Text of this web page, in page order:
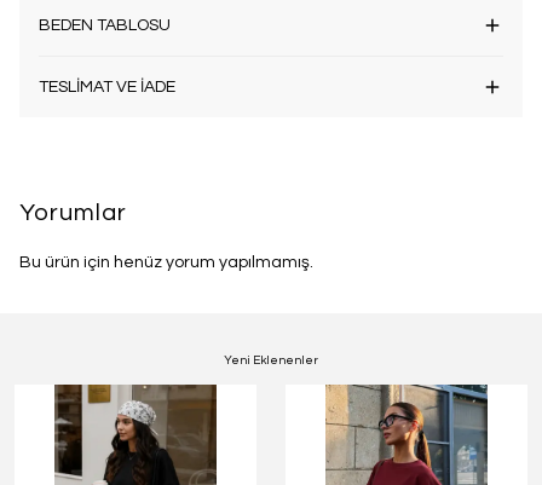
BEDEN TABLOSU
TESLİMAT VE İADE
Yorumlar
Bu ürün için henüz yorum yapılmamış.
Yeni Eklenenler